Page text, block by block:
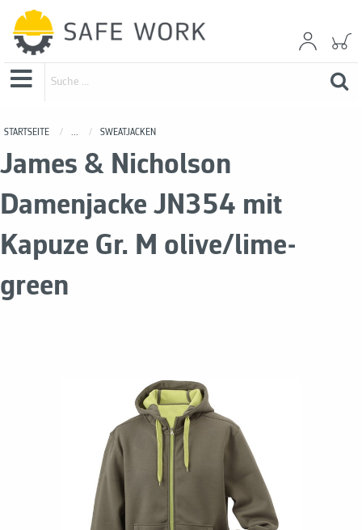
STARTSEITE ... SWEATJACKEN
James & Nicholson
Damenjacke JN354 mit
Kapuze Gr. M olive/lime-
green